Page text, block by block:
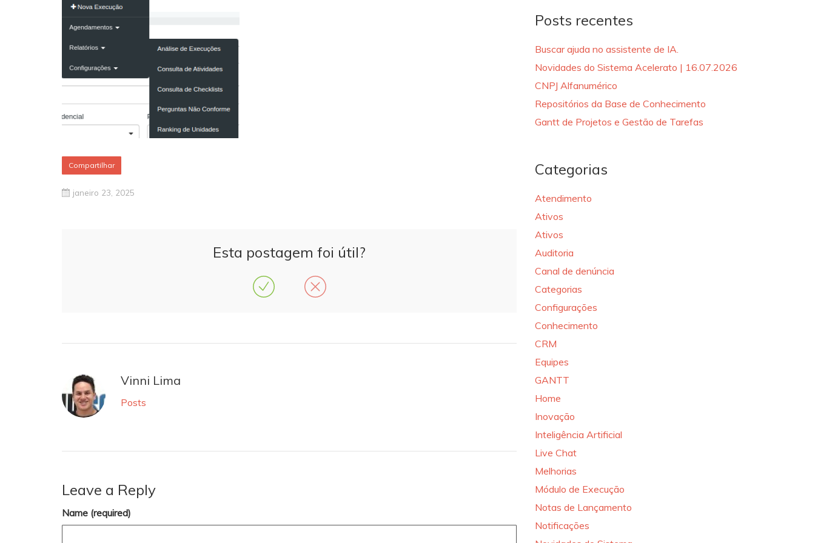
Compartilhar
janeiro 23, 2025
Esta postagem foi útil?
Vinni Lima
Posts
Leave a Reply
Name (required)
Posts recentes
Buscar ajuda no assistente de IA.
Novidades do Sistema Acelerato | 16.07.2026
CNPJ Alfanumérico
Repositórios da Base de Conhecimento
Gantt de Projetos e Gestão de Tarefas
Categorias
Atendimento
Ativos
Ativos
Auditoria
Canal de denúncia
Categorias
Configurações
Conhecimento
CRM
Equipes
GANTT
Home
Inovação
Inteligência Artificial
Live Chat
Melhorias
Módulo de Execução
Notas de Lançamento
Notificações